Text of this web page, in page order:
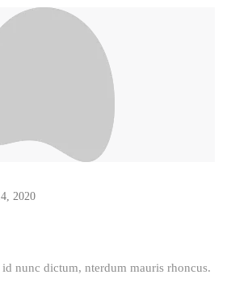
2020
nunc dictum, nterdum mauris rhoncus.